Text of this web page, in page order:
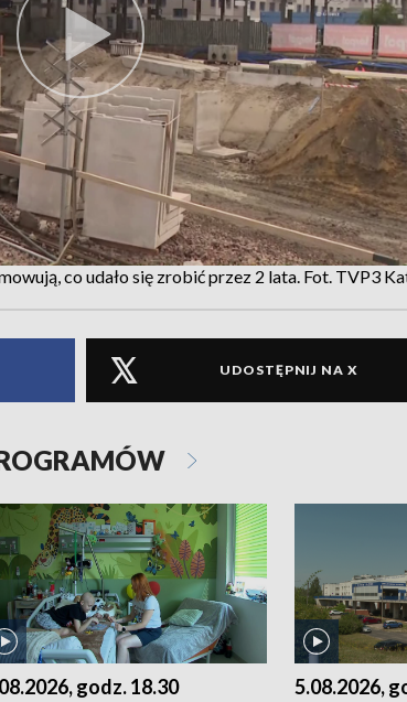
co udało się zrobić przez 2 lata. Fot. TVP3
UDOSTĘPNIJ NA X
godz. 18.30 5.08.2026,